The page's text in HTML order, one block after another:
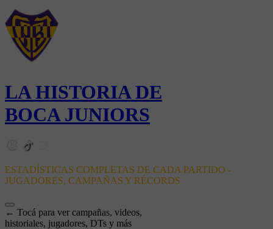
LA HISTORIA DE
BOCA JUNIORS
ESTADÍSTICAS COMPLETAS DE CADA PARTIDO -
JUGADORES, CAMPAÑAS Y RÉCORDS
← Tocá para ver campañas, videos,
historiales, jugadores, DTs y más